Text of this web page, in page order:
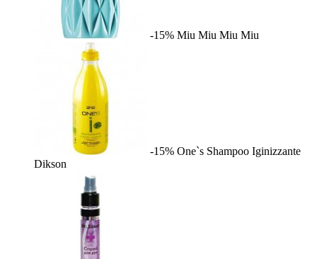
-15% Miu Miu Miu Miu
-15% One`s Shampoo Iginizzante
Dikson